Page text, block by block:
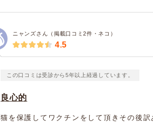
ニャンズさん（掲載口コミ2件・ネコ）
4.5
この口コミは受診から5年以上経過しています。
良心的
猫を保護してワクチンをして頂きその後